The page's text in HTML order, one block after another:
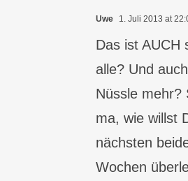
Uwe 1. Juli 2013 at
Das ist AUCH
alle? Und
Nüssle mehr?
ma, wie willst
nächsten
Wochen